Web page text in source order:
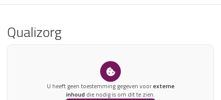
Qualizorg
U heeft geen toestemming gegeven voorexterne
inhoud die nodig is om dit te zien.